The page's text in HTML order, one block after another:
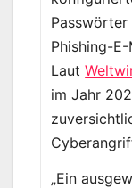
Phishing-E-
Laut
im Jahr
„Ein